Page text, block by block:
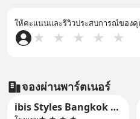
ให้คะแนนและรีวิวประสบการณ์ของ
★ ★ ★ ★ ★
จองผ่านพาร์ตเนอร์
ibis Styles Bangkok Sukhumvit Phra Khanong